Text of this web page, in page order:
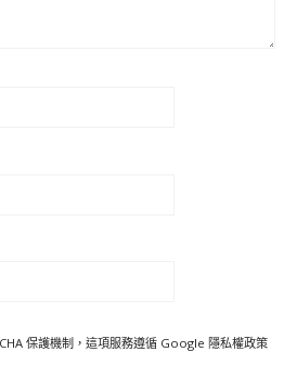
保護機制，這項服務遵循 Google 隱私權政策